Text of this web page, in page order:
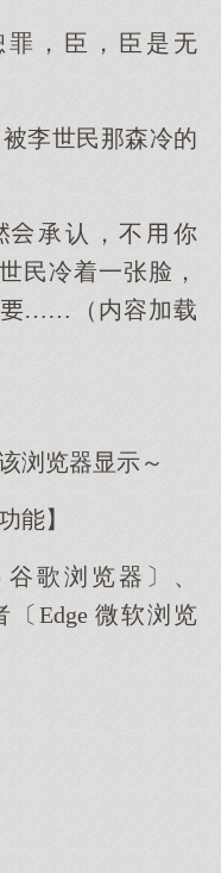
，臣，臣是无
李世民那森冷的
承认，不你
冷着一张脸，
……（内容加载
浏览器显示～
能】
谷歌浏览器〕、
〔Edge 微软浏览